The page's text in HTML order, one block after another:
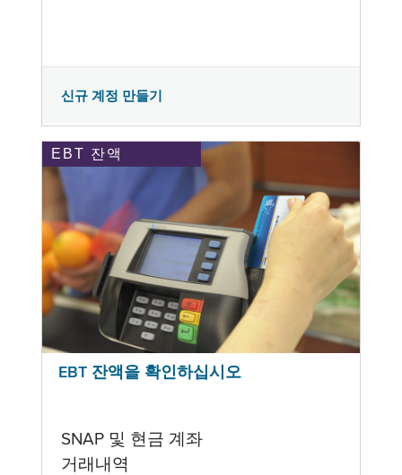
신규 계정 만들기
EBT 잔액
EBT 잔액을 확인하십시오
SNAP 및 현금 계좌
거래내역